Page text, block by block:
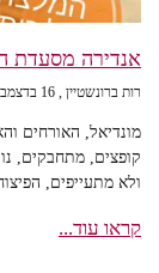
אנדירה מסעדת
רות ברונשטיין 16 בדצמבר 2022
מונדיאל, האורחים
קופצים, מתחבקים,
ולא מתעייפים,
קראו עוד...